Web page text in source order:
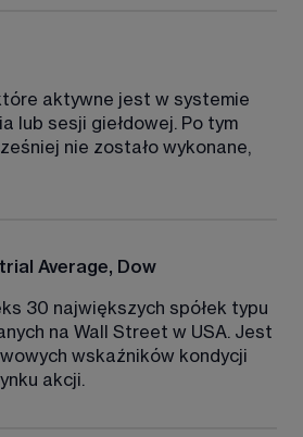
aktywne jest w systemie
lub sesji giełdowej. Po tym
nie zostało wykonane,
Average, Dow
30 największych spółek typu
na Wall Street w USA. Jest
wskaźników kondycji
akcji.